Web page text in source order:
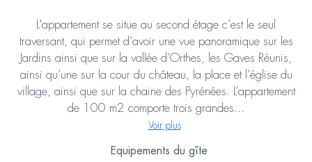
L'appartement se situe au second étage c’est le seul
traversant, qui permet d’avoir une vue panoramique sur les
Jardins ainsi que sur la vallée d’Orthes, les Gaves Réunis,
ainsi qu’une sur la cour du château, la place et l’église du
village, ainsi que sur la chaine des Pyrénées. L’appartement
de 100 m2 comporte trois grandes...
Voir plus
Equipements du gîte